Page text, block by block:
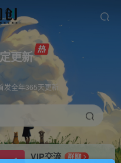
更新
发全年365天更新
VIP交流
群聊